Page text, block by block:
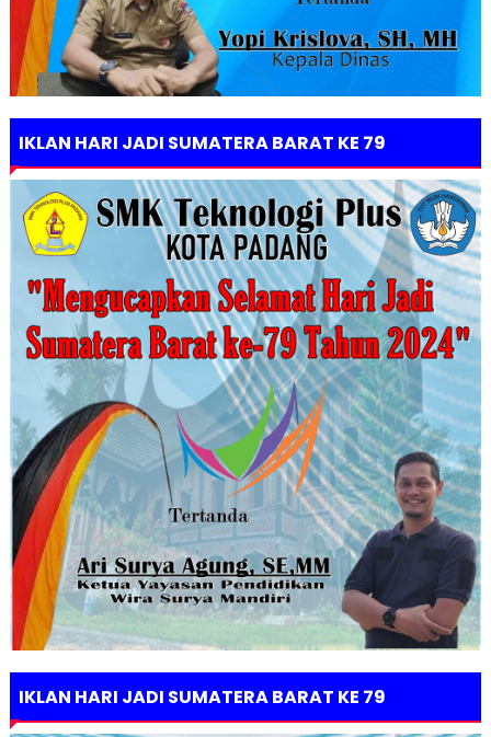
IKLAN HARI JADI SUMATERA BARAT KE 79
IKLAN HARI JADI SUMATERA BARAT KE 79